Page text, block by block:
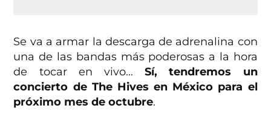
Se va a armar la descarga de adrenalina con
una de las bandas más poderosas a la hora
de tocar en vivo…Sí, tendremos un
concierto de The Hives en México para el
próximo mes de octubre.